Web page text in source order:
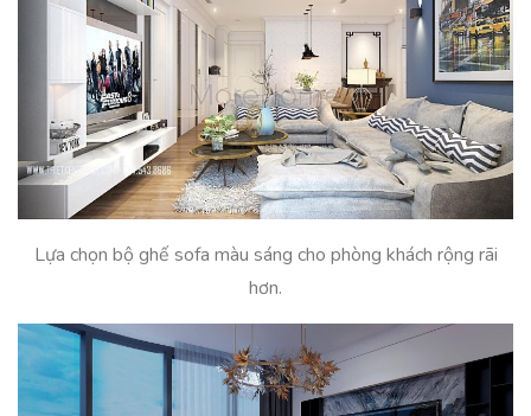
Lựa chọn bộ ghế sofa màu sáng cho phòng khách rộng rãi
hơn.